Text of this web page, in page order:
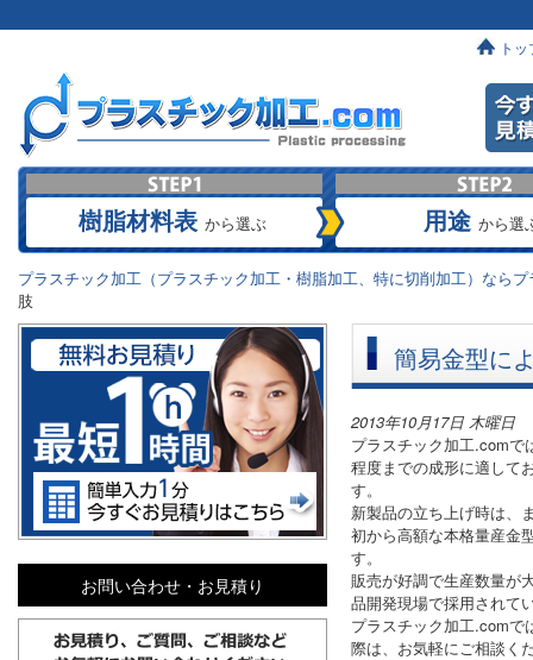
トッ
樹脂材料表 から選ぶ 用途 から選
プラスチック加工（プラスチック加工・樹脂加工、特に切削加工）なら
肢
簡易金型に
2013年10月17日 木曜日
プラスチック加工.comで
程度までの成形に適して
す。
新製品の立ち上げ時は、
初から高額な本格量産金
す。
販売が好調で生産数量が
品開発現場で採用されて
プラスチック加工.comで
際は、お気軽にご相談く
お問い合わせ・お見積り